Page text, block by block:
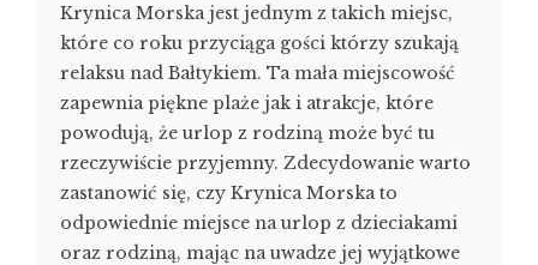
Krynica Morska jest jednym z takich miejsc,
które co roku przyciąga gości którzy szukają
relaksu nad Bałtykiem. Ta mała miejscowość
zapewnia piękne plaże jak i atrakcje, które
powodują, że urlop z rodziną może być tu
rzeczywiście przyjemny. Zdecydowanie warto
zastanowić się, czy Krynica Morska to
odpowiednie miejsce na urlop z dzieciakami
oraz rodziną, mając na uwadze jej wyjątkowe